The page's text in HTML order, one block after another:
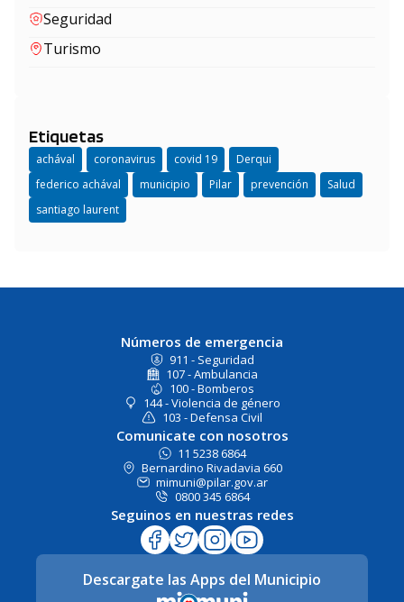
Seguridad
Turismo
Etiquetas
achával coronavirus covid 19
Derqui
federico achával
municipio Pilar prevención
Salud
santiago laurent
Números de emergencia
911 - Seguridad
107 - Ambulancia
100 - Bomberos
144 - Violencia de género
103 - Defensa Civil
Comunicate con nosotros
11 5238 6864
Bernardino Rivadavia 660
mimuni@pilar.gov.ar
0800 345 6864
Seguinos en nuestras redes
Descargate las Apps del Municipio